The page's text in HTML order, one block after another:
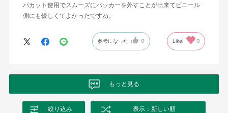
パカット使用でスムーズにパッカーを外すことが出来てビニール
側にも優しくてよかったですね。
参考になった 0 Like! 0
もっと見る
絞り込み 表示：新しい順